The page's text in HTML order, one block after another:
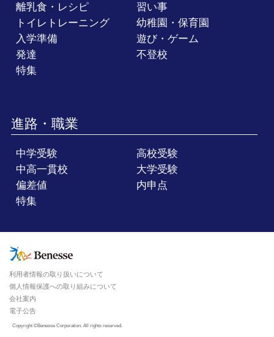
離乳食・レシピ
習い事
トイレトレーニング
幼稚園・保育園
入学準備
遊び・ゲーム
発達
不登校
特集
進路・職業
中学受験
高校受験
中高一貫校
大学受験
偏差値
内申点
特集
Copyright ©Benesse Corporation. All rights reserved.
利用者情報の取り扱いについて
個人情報保護への取り組みについて
会社案内
電子公告